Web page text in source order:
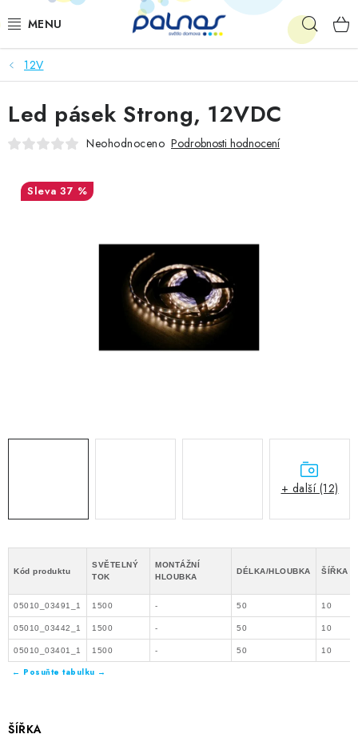
na
OSVĚTLENÍ INTERIÉRU
LED
VENKOVNÍ OSVĚTLENÍ
AKCE
12V
ŠÍŘKA
Led pásek Strong, 12VDC
Neohodnoceno Podrobnosti hodnocení
37 %
+ další (12)
Kód produktu
SVĚTELNÝ
TOK
MONTÁŽNÍ
HLOUBKA
DÉLKA/HLOUBKA ŠÍŘKA
05010_03491_1 1500 - 50 10
05010_03442_1 1500 - 50 10
05010_03401_1 1500 - 50 10